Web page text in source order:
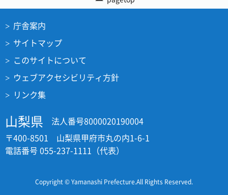
庁舎案内
サイトマップ
このサイトについて
ウェブアクセシビリティ方針
リンク集
山梨県
法人番号8000020190004
〒400-8501 山梨県甲府市丸の内1-6-1
電話番号 055-237-1111（代表）
Copyright © Yamanashi Prefecture.All Rights Reserved.